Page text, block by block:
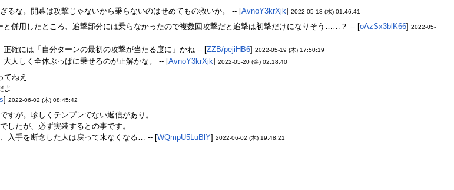
るな。開幕は攻撃じゃないから乗らないのはせめてもの救いか。 -- [AvnoY3krXjk] 2022-05-18 (水) 01:46:41
と併用したところ、追撃部分には乗らなかったので複数回攻撃だと追撃は初撃だけになりそう……？ -- [oAzSx3blK66] 2022-05-
確には「自分ターンの最初の攻撃が当たる度に」かね -- [ZZB/pejiHB6] 2022-05-19 (木) 17:50:19
人しく全体ぶっぱに乗せるのが正解かな。 -- [AvnoY3krXjk] 2022-05-20 (金) 02:18:40
てねえ
よ
] 2022-06-02 (木) 08:45:42
すが。珍しくテンプレでない返信があり。
したが、必ず実装するとの事です。
入手を断念した人は戻って来なくなる… -- [WQmpU5LuBlY] 2022-06-02 (木) 19:48:21